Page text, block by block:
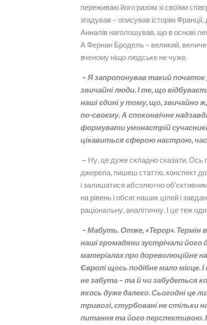
переживаю його разом зі своїми
згадував – описував історію
Анналів наголошував, що в основі
А Фернан Бродель – великий,
вченому ніщо людське не чуже.
– Я запропонував такий початок
звичайні люди. І те, що
наші єдині у тому, що, звичайно
по-своєму. А споконвічне
формувати умонастрій
цікавиться сферою настрою,
– Ну, це дуже складно сказати.
джерела, пишеш статтю, конспект
і залишатися абсолютно
на рівень і обсяг наших цілей і
раціональну, аналітичну. І це теж
– Мабуть. Отже, «Терор». Термін
наші громадяни зустрічали його
матеріалах про дореволюційне
Європі щось подібне мало
не забута – та й чи забудеться
якось дуже далеко. Сьогодні це
тривозі, стурбовані не
питання та його перспективою.